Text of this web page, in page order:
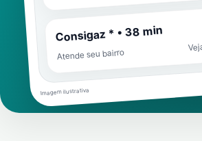
Consigaz * • 38 min
Atende seu bairro
Imagem ilustrativa